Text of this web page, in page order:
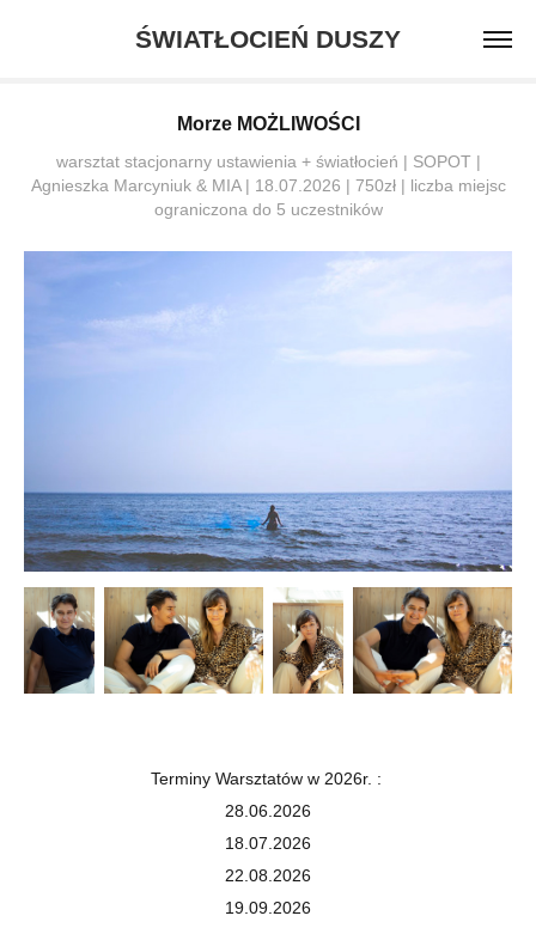
ŚWIATŁOCIEŃ DUSZY
Morze MOŻLIWOŚCI
warsztat stacjonarny ustawienia + światłocień | SOPOT |
Agnieszka Marcyniuk & MIA | 18.07.2026 | 750zł | liczba miejsc
ograniczona do 5 uczestników
Terminy Warsztatów w 2026r. :
28.06.2026
18.07.2026
22.08.2026
19.09.2026